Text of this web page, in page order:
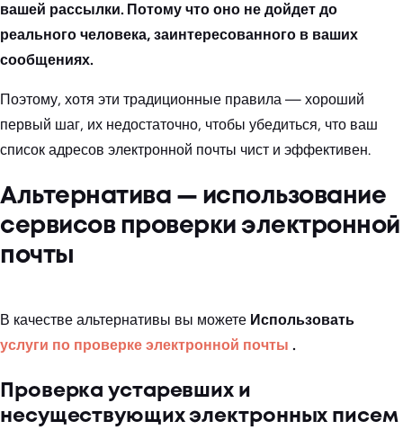
вашей рассылки. Потому что оно не дойдет до
реального человека, заинтересованного в ваших
сообщениях.
Поэтому, хотя эти традиционные правила — хороший
первый шаг, их недостаточно, чтобы убедиться, что ваш
список адресов электронной почты чист и эффективен.
Альтернатива — использование
сервисов проверки электронной
почты
В качестве альтернативы вы можете Использовать
услуги по проверке электронной почты .
Проверка устаревших и
несуществующих электронных писем